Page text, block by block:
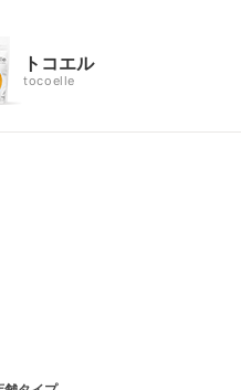
トコエル
tocoelle